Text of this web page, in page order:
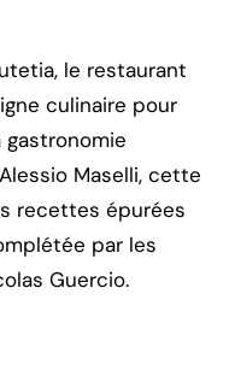
le restaurant
culinaire pour
Maselli, cette
recettes épurées
par les
Guercio.